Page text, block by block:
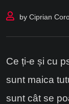
by Ciprian
Ce ți-e și cu
sunt maica
sunt cât se